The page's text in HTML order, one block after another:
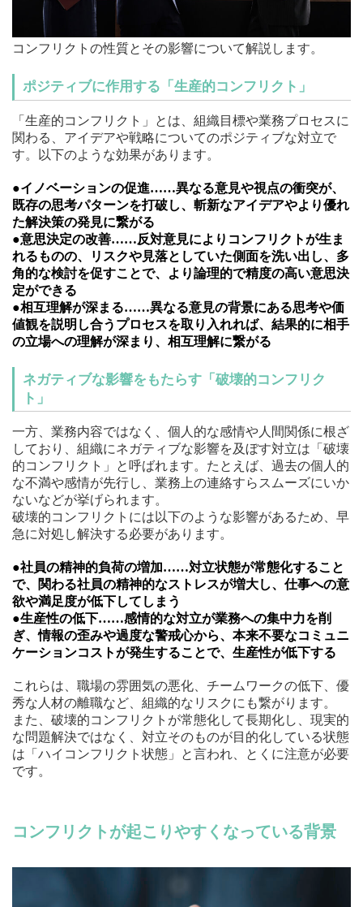
コンフリクトの性質とその影響について解説します。
ポジティブに作用する「生産的コンフリクト」
「生産的コンフリクト」とは、組織目標や業務プロセスに
関わる、アイデアや戦略についてのポジティブな対立で
す。以下のような効果があります。
●イノベーションの促進……異なる意見や視点の衝突が、
既存の思考パターンを打破し、斬新なアイデアやより優れ
た解決策の発見に繋がる
●意思決定の改善……反対意見によりコンフリクトが生ま
れるものの、リスクや見落としていた側面を洗い出し、多
角的な検討を促すことで、より論理的で精度の高い意思決
定ができる
●相互理解が深まる……異なる意見の背景にある思考や価
値観を説明し合うプロセスを取り入れれば、結果的に相手
の立場への理解が深まり、相互理解に繋がる
ネガティブな影響をもたらす「破壊的コンフリク
ト」
一方、業務内容ではなく、個人的な感情や人間関係に根ざ
しており、組織にネガティブな影響を及ぼす対立は「破壊
的コンフリクト」と呼ばれます。たとえば、過去の個人的
な不満や感情が先行し、業務上の連絡すらスムーズにいか
ないなどが挙げられます。
破壊的コンフリクトには以下のような影響があるため、早
急に対処し解決する必要があります。
●社員の精神的負荷の増加……対立状態が常態化すること
で、関わる社員の精神的なストレスが増大し、仕事への意
欲や満足度が低下してしまう
●生産性の低下……感情的な対立が業務への集中力を削
ぎ、情報の歪みや過度な警戒心から、本来不要なコミュニ
ケーションコストが発生することで、生産性が低下する
これらは、職場の雰囲気の悪化、チームワークの低下、優
秀な人材の離職など、組織的なリスクにも繋がります。
また、破壊的コンフリクトが常態化して長期化し、現実的
な問題解決ではなく、対立そのものが目的化している状態
は「ハイコンフリクト状態」と言われ、とくに注意が必要
です。
コンフリクトが起こりやすくなっている背景